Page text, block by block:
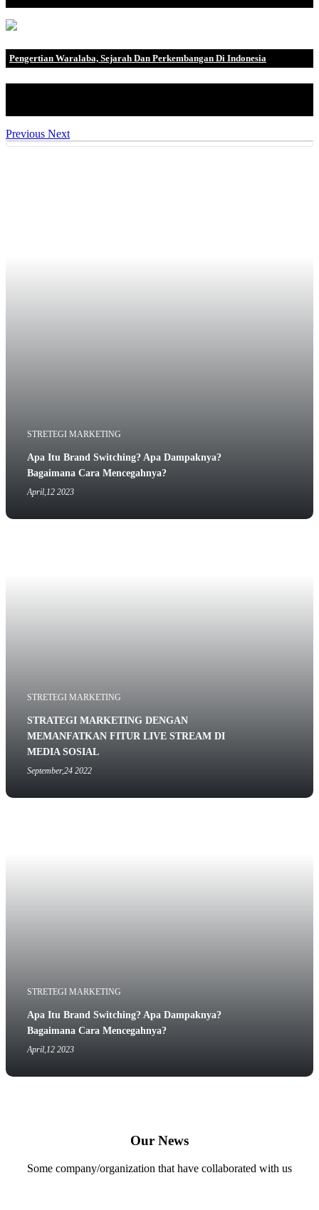
Pengertian Waralaba, Sejarah Dan Perkembangan Di Indonesia
Previous Next
STRETEGI MARKETING
Apa Itu Brand Switching? Apa Dampaknya?
Bagaimana Cara Mencegahnya?
April,12 2023
STRETEGI MARKETING
STRATEGI MARKETING DENGAN
MEMANFATKAN FITUR LIVE STREAM DI
MEDIA SOSIAL
September,24 2022
STRETEGI MARKETING
Apa Itu Brand Switching? Apa Dampaknya?
Bagaimana Cara Mencegahnya?
April,12 2023
Our News
Some company/organization that have collaborated with us